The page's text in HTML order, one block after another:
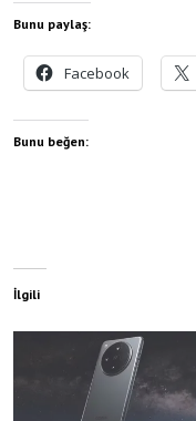
Bunu paylaş:
Facebook
Bunu beğen:
İlgili